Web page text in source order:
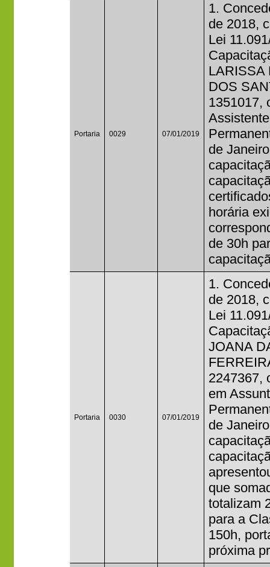
Portaria 0029 07/01/2019
1.
de 2018,
Lei
LARISSA
DOS
1351017,
de
horária
de 30h
Portaria 0030 07/01/2019
1.
de 2018,
Lei
JOANA
2247367,
em
de
que
totalizam
para a
150h,
próxima